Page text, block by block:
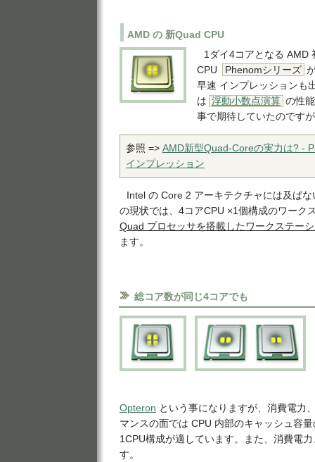
AMD の 新Quad CPU
1ダイ4コアとなる AMD
CPU
Phenomシリーズ
早速 インプレッションも
は 浮動小数点演算 の性
事で期待していたのです
参照 => AMD新型Quad-Coreの実力は? -
インプレッション
Intel の Core 2 アーキテクチャには及ば
の現状では、4コアCPU ×1個構成のワーク
Quad プロセッサを搭載したワークステー
ます。
総コア数が同じ4コアでも
Opteron という事になりますが、消費電力
マンスの面では CPU 内部のキャッシュ容
1CPU構成が適しています。また、消費電
す。